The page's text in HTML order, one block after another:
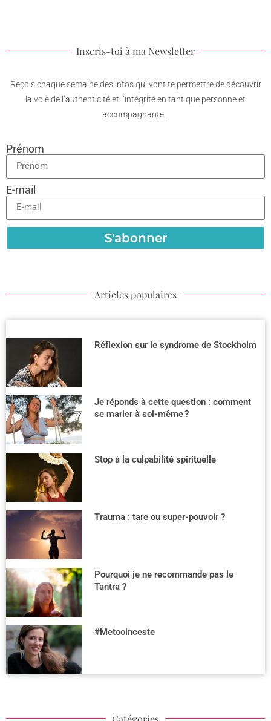
Inscris-toi à ma Newsletter
Reçois chaque semaine des infos qui vont te permettre de découvrir
la voie de l’authenticité et l’intégrité en tant que personne et
accompagnante.
Prénom
E-mail
S'abonner
Articles populaires
Réflexion sur le syndrome de Stockholm
Je réponds à cette question : comment
se marier à soi-même ?
Stop à la culpabilité spirituelle
Trauma : tare ou super-pouvoir ?
Pourquoi je ne recommande pas le
Tantra ?
#Metooinceste
Catégories